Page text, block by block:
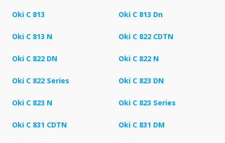
Oki C 813 Oki C 813 Dn
Oki C 813 N Oki C 822 CDTN
Oki C 822 DN Oki C 822 N
Oki C 822 Series Oki C 823 DN
Oki C 823 N Oki C 823 Series
Oki C 831 CDTN Oki C 831 DM